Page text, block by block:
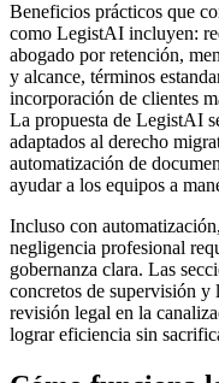
Beneficios prácticos que
como LegistAI incluyen:
abogado por retención,
y alcance, términos
incorporación de clientes
La propuesta de LegistAI
adaptados al derecho
automatización de
ayudar a los equipos a
Incluso con
negligencia profesional
gobernanza clara. Las
concretos de supervisión y
revisión legal en la
lograr eficiencia sin